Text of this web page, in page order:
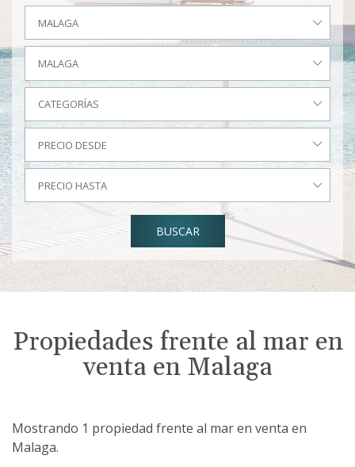
MALAGA
MALAGA
CATEGORÍAS
PRECIO DESDE
PRECIO HASTA
BUSCAR
Propiedades frente al mar en
venta en Malaga
Mostrando 1 propiedad frente al mar en venta en
Malaga.